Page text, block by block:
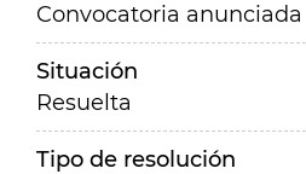
Convocatoria
Situación
Resuelta
Tipo de resolución